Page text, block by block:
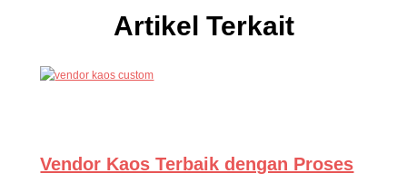
Artikel Terkait
Vendor Kaos Terbaik dengan Proses